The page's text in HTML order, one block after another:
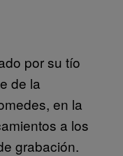
por su tío
de la
en la
a los
grabación.